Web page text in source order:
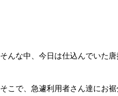
そんな中、今日は仕込んでいた
そこで、急遽利用者さん達にお